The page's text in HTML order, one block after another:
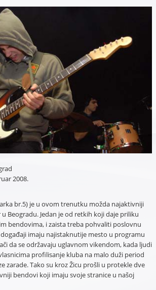
2008.
br.5) je u ovom trenutku možda najaktivniji
Beogradu. Jedan je od retkih koji daje priliku
bendovima, i zaista treba pohvaliti poslovnu
imaju najistaknutije mesto u programu
da se održavaju uglavnom vikendom, kada ljudi
profilisanje kluba na malo duži period
zarade. Tako su kroz Žicu prošli u protekle dve
bendovi koji imaju svoje stranice u našoj